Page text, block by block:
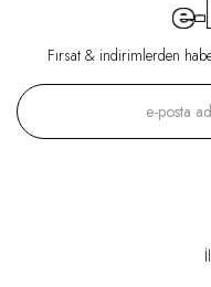
Fırsat & indirimlerden